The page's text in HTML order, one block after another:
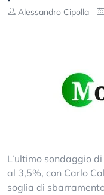
Alessandro Cipolla
L’ultimo sondaggio
al 3,5%, con Carlo
soglia di